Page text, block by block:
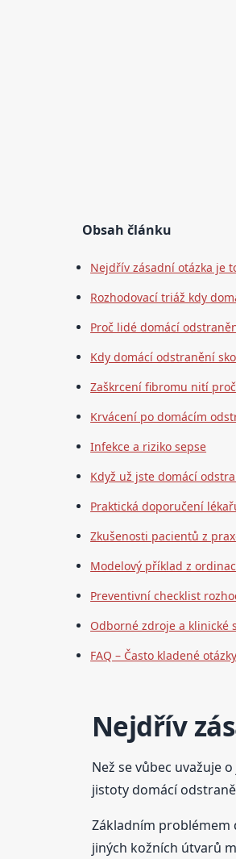
Obsah článku
Nejdřív zásadní otázka je
Rozhodovací triáž kdy
Proč lidé domácí
Kdy domácí odstranění
Zaškrcení fibromu nití
Krvácení po domácím
Infekce a riziko sepse
Když už jste domácí
Praktická doporučení
Zkušenosti pacientů z
Modelový příklad z
Preventivní checklist
Odborné zdroje a klinické
FAQ – Často kladené otázky
Nejdřív
Než se vůbec uvažuje
jistoty domácí
Základním problémem
jiných kožních útvarů